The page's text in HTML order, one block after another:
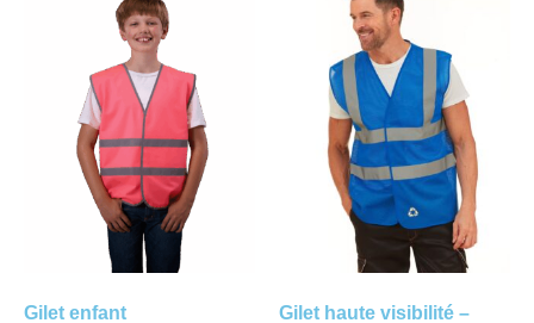
Gilet enfant
Gilet haute visibilité –